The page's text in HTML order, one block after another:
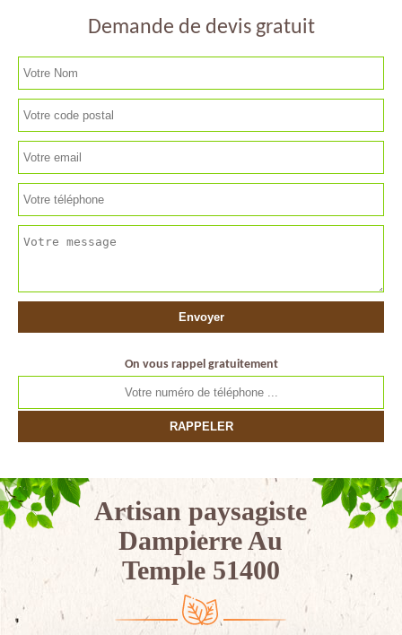
Demande de devis gratuit
On vous rappel gratuitement
Artisan paysagiste
Dampierre Au
Temple 51400